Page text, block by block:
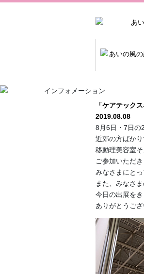
「ケアテック
2019.08.08
8月6日・7日の
近郊の方ばか
移動理美容室
ご参加いただ
みなさまにと
また、みなさ
今日の出展を
ありがとうござ